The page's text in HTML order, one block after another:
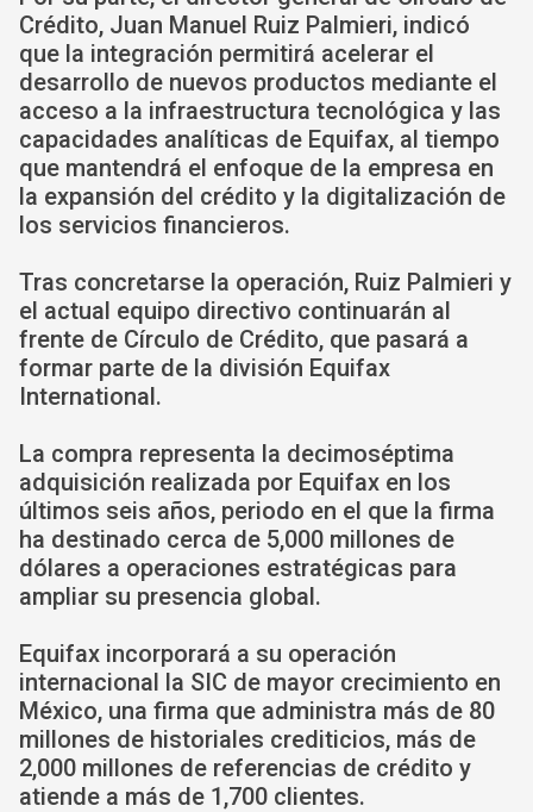
Crédito, Juan Manuel Ruiz Palmieri, indicó
que la integración permitirá acelerar el
desarrollo de nuevos productos mediante el
acceso a la infraestructura tecnológica y las
capacidades analíticas de Equifax, al tiempo
que mantendrá el enfoque de la empresa en
la expansión del crédito y la digitalización de
los servicios financieros.
Tras concretarse la operación, Ruiz Palmieri y
el actual equipo directivo continuarán al
frente de Círculo de Crédito, que pasará a
formar parte de la división Equifax
International.
La compra representa la decimoséptima
adquisición realizada por Equifax en los
últimos seis años, periodo en el que la firma
ha destinado cerca de 5,000 millones de
dólares a operaciones estratégicas para
ampliar su presencia global.
Equifax incorporará a su operación
internacional la SIC de mayor crecimiento en
México, una firma que administra más de 80
millones de historiales crediticios, más de
2,000 millones de referencias de crédito y
atiende a más de 1,700 clientes.